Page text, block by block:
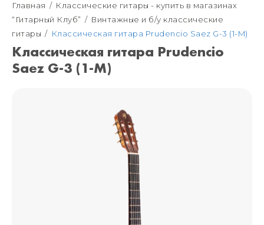
Интернет-магазин
+7 (925) 125-54-44
Москва
+7 (925) 176-55-65
ул. Большая Новодмитровская 36с15,
Санкт-Петербург
+7 (925) 879-85-35
Санкт-Петербург
+7 (999) 213-51-93
Главная
Классические гитары - купить в магазинах
“Гитарный Клуб”
Винтажные и б/у классические
гитары
Классическая гитара Prudencio Saez G-3 (1-M)
Классическая гитара Prudencio
Saez G-3 (1-M)